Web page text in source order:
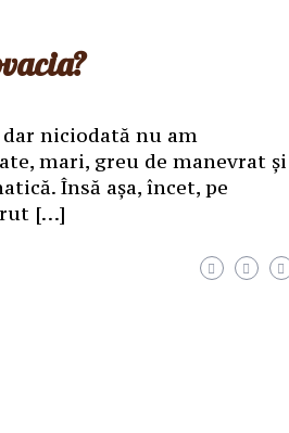
niciodată nu am
mari, greu de manevrat și
Însă așa, încet, pe
[…]